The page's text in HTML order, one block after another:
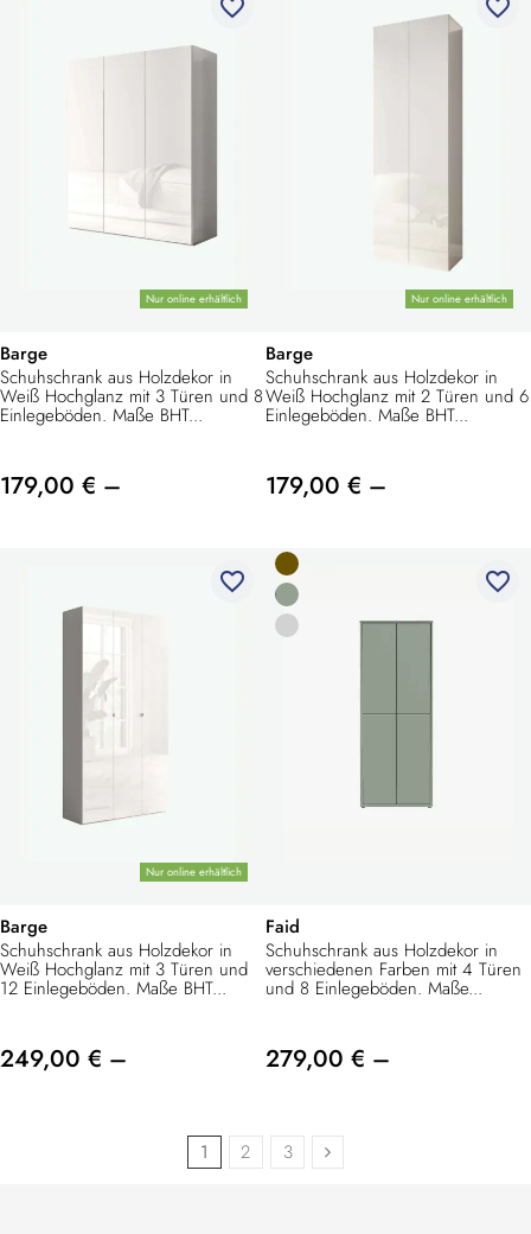
Nur online erhältlich
favorite_border
Barge
Schuhschrank aus Holzdekor in
Weiß Hochglanz mit 3 Türen und 8
Einlegeböden. Maße BHT...
179,00 € –
Nur online erhältlich
favorite_border
Barge
Schuhschrank aus Holzdekor in
Weiß Hochglanz mit 2 Türen und 6
Einlegeböden. Maße BHT...
179,00 € –
Nur online erhältlich
favorite_border
Barge
Schuhschrank aus Holzdekor in
Weiß Hochglanz mit 3 Türen und
12 Einlegeböden. Maße BHT...
249,00 € –
favorite_border
Faid
Schuhschrank aus Holzdekor in
verschiedenen Farben mit 4 Türen
und 8 Einlegeböden. Maße...
279,00 € –
1 2 3